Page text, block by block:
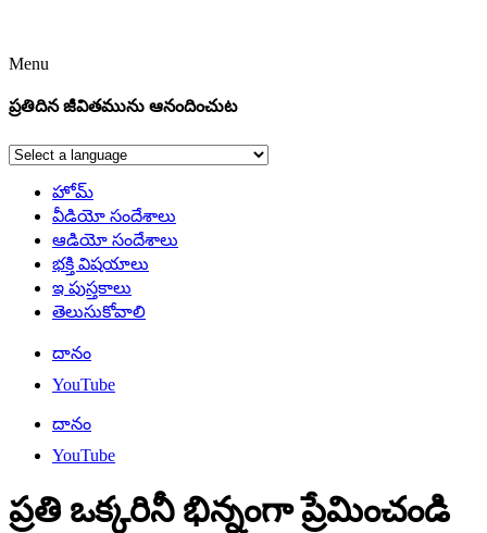
Menu
ప్రతిదిన జీవితమును ఆనందించుట
హోమ్
వీడియో సందేశాలు
ఆడియో సందేశాలు
భక్తి విషయాలు
ఇ పుస్తకాలు
తెలుసుకోవాలి
దానం
YouTube
దానం
YouTube
ప్రతి ఒక్కరినీ భిన్నంగా ప్రేమించండి